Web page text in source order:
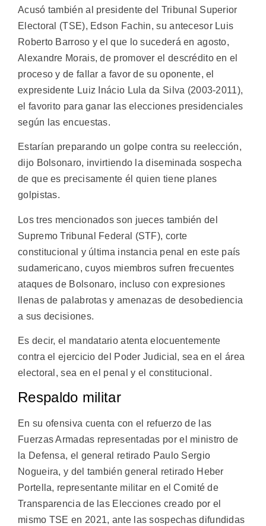
Acusó también al presidente del Tribunal Superior
Electoral (TSE), Edson Fachin, su antecesor Luis
Roberto Barroso y el que lo sucederá en agosto,
Alexandre Morais, de promover el descrédito en el
proceso y de fallar a favor de su oponente, el
expresidente Luiz Inácio Lula da Silva (2003-2011),
el favorito para ganar las elecciones presidenciales
según las encuestas.
Estarían preparando un golpe contra su reelección,
dijo Bolsonaro, invirtiendo la diseminada sospecha
de que es precisamente él quien tiene planes
golpistas.
Los tres mencionados son jueces también del
Supremo Tribunal Federal (STF), corte
constitucional y última instancia penal en este país
sudamericano, cuyos miembros sufren frecuentes
ataques de Bolsonaro, incluso con expresiones
llenas de palabrotas y amenazas de desobediencia
a sus decisiones.
Es decir, el mandatario atenta elocuentemente
contra el ejercicio del Poder Judicial, sea en el área
electoral, sea en el penal y el constitucional.
Respaldo militar
En su ofensiva cuenta con el refuerzo de las
Fuerzas Armadas representadas por el ministro de
la Defensa, el general retirado Paulo Sergio
Nogueira, y del también general retirado Heber
Portella, representante militar en el Comité de
Transparencia de las Elecciones creado por el
mismo TSE en 2021, ante las sospechas difundidas